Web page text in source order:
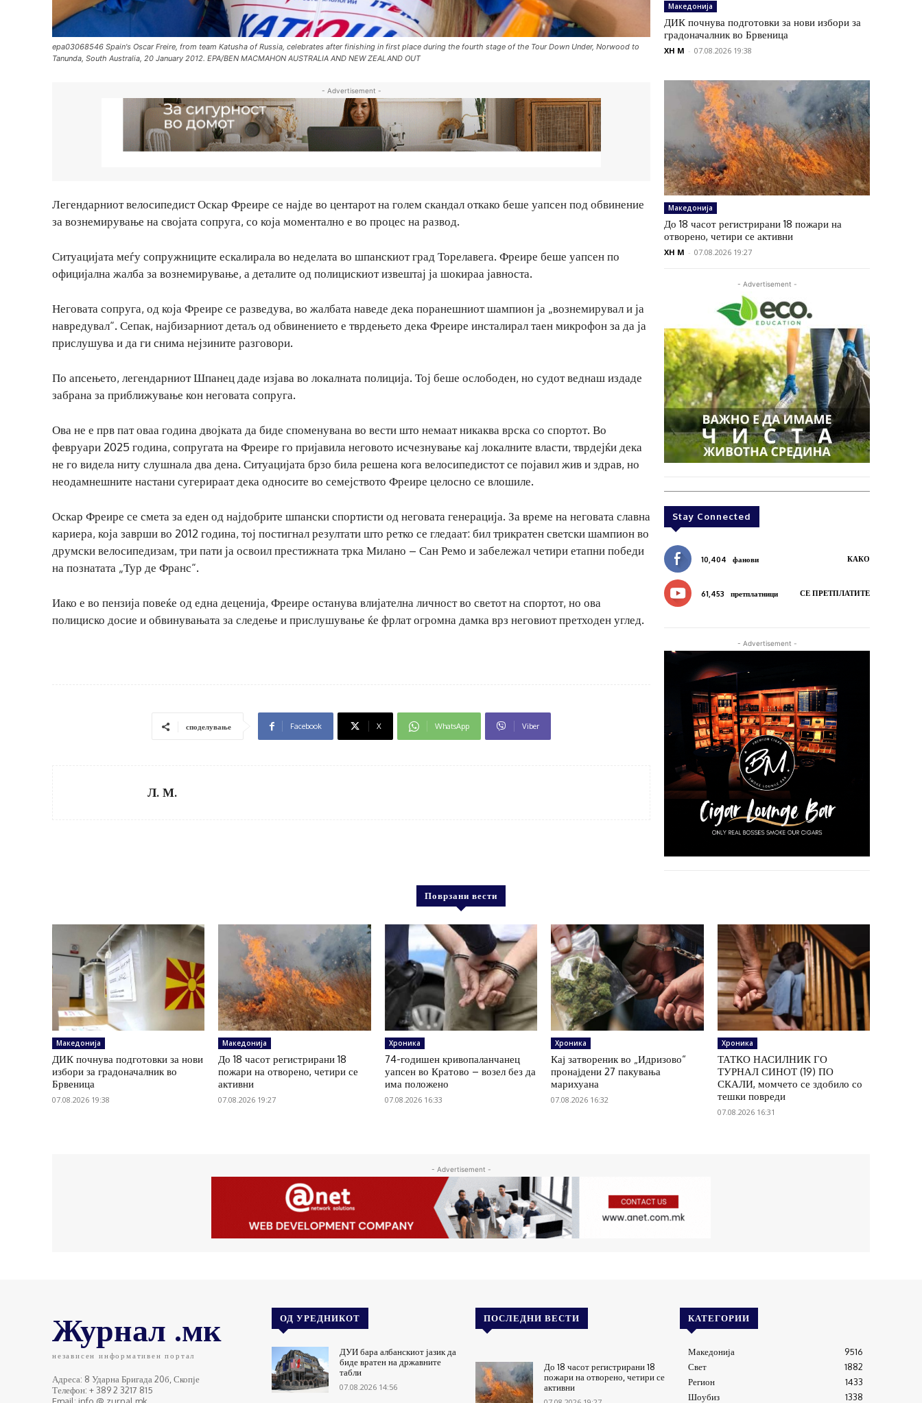
epa03068546 Spain's Oscar Freire, from team Katusha of Russia, celebrates after finishing in first place during the fourth stage of the Tour Down Under, Norwood to
Tanunda, South Australia, 20 January 2012. EPA/BEN MACMAHON AUSTRALIA AND NEW ZEALAND OUT
- Advertisement -
Легендарниот велосипедист Оскар Фреире се најде во центарот на голем скандал откако беше уапсен под обвинение
за вознемирување на својата сопруга, со која моментално е во процес на развод.
Ситуацијата меѓу сопружниците ескалирала во неделата во шпанскиот град Торелавега. Фреире беше уапсен по
официјална жалба за вознемирување, а деталите од полицискиот извештај ја шокираа јавноста.
Неговата сопруга, од која Фреире се разведува, во жалбата наведе дека поранешниот шампион ја „вознемирувал и ја
навредувал“. Сепак, најбизарниот детаљ од обвинението е тврдењето дека Фреире инсталирал таен микрофон за да ја
прислушува и да ги снима нејзините разговори.
По апсењето, легендарниот Шпанец даде изјава во локалната полиција. Тој беше ослободен, но судот веднаш издаде
забрана за приближување кон неговата сопруга.
Ова не е прв пат оваа година двојката да биде споменувана во вести што немаат никаква врска со спортот. Во
февруари 2025 година, сопругата на Фреире го пријавила неговото исчезнување кај локалните власти, тврдејќи дека
не го видела ниту слушнала два дена. Ситуацијата брзо била решена кога велосипедистот се појавил жив и здрав, но
неодамнешните настани сугерираат дека односите во семејството Фреире целосно се влошиле.
Оскар Фреире се смета за еден од најдобрите шпански спортисти од неговата генерација. За време на неговата славна
кариера, која заврши во 2012 година, тој постигнал резултати што ретко се гледаат: бил трикратен светски шампион во
друмски велосипедизам, три пати ја освоил престижната трка Милано – Сан Ремо и забележал четири етапни победи
на познатата „Тур де Франс“.
Иако е во пензија повеќе од една деценија, Фреире останува влијателна личност во светот на спортот, но ова
полициско досие и обвинувањата за следење и прислушување ќе фрлат огромна дамка врз неговиот претходен углед.
споделување Facebook X WhatsApp Viber
Л. М.
Македонија
ДИК почнува подготовки за нови избори за
градоначалник во Брвеница
XH M - 07.08.2026 19:38
Македонија
До 18 часот регистрирани 18 пожари на
отворено, четири се активни
XH M - 07.08.2026 19:27
- Advertisement -
Stay Connected
10,404 фанови КАКО
61,453 претплатници СЕ ПРЕТПЛАТИТЕ
- Advertisement -
Поврзани вести
Македонија
ДИК почнува подготовки за нови
избори за градоначалник во
Брвеница
07.08.2026 19:38
Македонија
До 18 часот регистрирани 18
пожари на отворено, четири се
активни
07.08.2026 19:27
Хроника
74-годишен кривопаланчанец
уапсен во Кратово – возел без да
има положено
07.08.2026 16:33
Хроника
Кај затвореник во „Идризово“
пронајдени 27 пакувања
марихуана
07.08.2026 16:32
Хроника
ТАТКО НАСИЛНИК ГО
ТУРНАЛ СИНОТ (19) ПО
СКАЛИ, момчето се здобило со
тешки повреди
07.08.2026 16:31
- Advertisement -
Журнал .мк
независен информативен портал
Адреса: 8 Ударна Бригада 20б, Скопје
Телефон: + 389 2 3217 815
ОД УРЕДНИКОТ
ДУИ бара албанскиот јазик да
биде вратен на државните
табли
07.08.2026 14:56
ПОСЛЕДНИ ВЕСТИ
До 18 часот регистрирани 18
пожари на отворено, четири се
активни
КАТЕГОРИИ
Македонија
9516
Свет
1882
Регион
1433
Шоубиз
1338